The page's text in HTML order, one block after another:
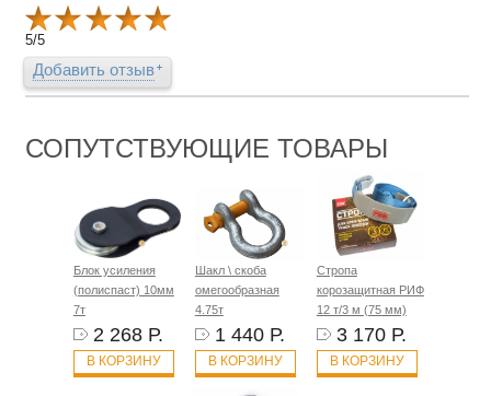
5/5
Добавить отзыв
СОПУТСТВУЮЩИЕ ТОВАРЫ
Блок усиления
(полиспаст) 10мм
7т
2 268 Р.
В КОРЗИНУ
Шакл \ скоба
омегообразная
4.75т
1 440 Р.
В КОРЗИНУ
Стропа
корозащитная РИФ
12 т/3 м (75 мм)
3 170 Р.
В КОРЗИНУ